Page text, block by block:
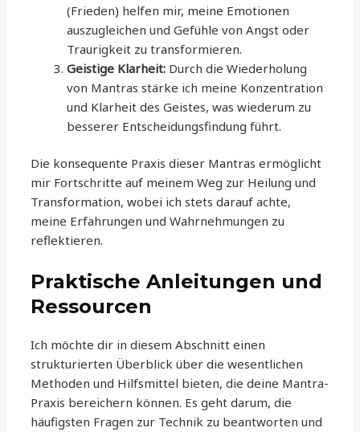
(Frieden) helfen mir, meine Emotionen
auszugleichen und Gefühle von Angst oder
Traurigkeit zu transformieren.
Geistige Klarheit: Durch die Wiederholung
von Mantras stärke ich meine Konzentration
und Klarheit des Geistes, was wiederum zu
besserer Entscheidungsfindung führt.
Die konsequente Praxis dieser Mantras ermöglicht
mir Fortschritte auf meinem Weg zur Heilung und
Transformation, wobei ich stets darauf achte,
meine Erfahrungen und Wahrnehmungen zu
reflektieren.
Praktische Anleitungen und
Ressourcen
Ich möchte dir in diesem Abschnitt einen
strukturierten Überblick über die wesentlichen
Methoden und Hilfsmittel bieten, die deine Mantra-
Praxis bereichern können. Es geht darum, die
häufigsten Fragen zur Technik zu beantworten und